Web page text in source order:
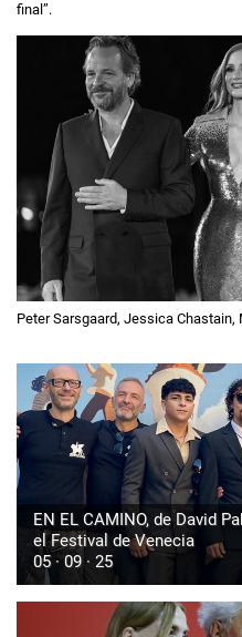
final”.
Peter Sarsgaard, Jessica Chastain,
EN EL CAMINO, de David
el Festival de Venecia
05 · 09 · 25